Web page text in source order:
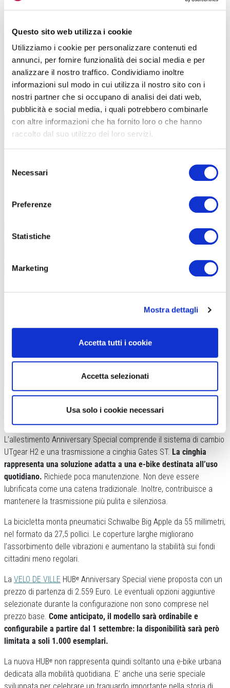
Questo sito web utilizza i cookie
Utilizziamo i cookie per personalizzare contenuti ed
annunci, per fornire funzionalità dei social media e per
analizzare il nostro traffico. Condividiamo inoltre
informazioni sul modo in cui utilizza il nostro sito con i
nostri partner che si occupano di analisi dei dati web,
pubblicità e social media, i quali potrebbero combinarle
con altre informazioni che ha fornito loro o che hanno
raccolto dal suo utilizzo dei loro servizi.
delNecessari
Preferenze
Statistiche
Marketing
Mostra dettagli
Accetta tutti i cookie
Accetta selezionati
Usa solo i cookie necessari
La batteria Bosch da 360 Wh è inserita all’interno del telaio.
L’integrazione contribuisce a migliorare l’estetica generale e a
rendere la HUBᵉ simile, nelle forme, a una tradizionale bicicletta
urbana.
Un plus di VELO DE VILLE è costituito dalla massima personalizzazione del
ALLESTIMENTO ANNIVERSARY SPECIAL
L’allestimento Anniversary Special comprende il sistema di cambio
UTgear H2 e una trasmissione a cinghia Gates ST. La cinghia
rappresenta una soluzione adatta a una e-bike destinata all’uso
quotidiano. Richiede poca manutenzione. Non deve essere
lubrificata come una catena tradizionale. Inoltre, contribuisce a
mantenere la trasmissione più pulita e silenziosa.
La bicicletta monta pneumatici Schwalbe Big Apple da 55 millimetri,
nel formato da 27,5 pollici. Le coperture larghe migliorano
l’assorbimento delle vibrazioni e aumentano la stabilità sui fondi
cittadini meno regolari.
La VELO DE VILLE HUBᵉ Anniversary Special viene proposta con un
prezzo di partenza di 2.559 Euro. Le eventuali opzioni aggiuntive
selezionate durante la configurazione non sono comprese nel
prezzo base. Come anticipato, il modello sarà ordinabile e
configurabile a partire dal 1 settembre: la disponibilità sarà però
limitata a soli 1.000 esemplari.
La nuova HUBᵉ non rappresenta quindi soltanto una e-bike urbana
dedicata alla mobilità quotidiana. E’ anche una serie speciale